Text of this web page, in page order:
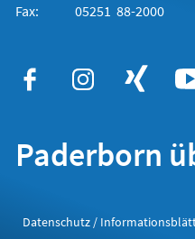
Fax:
05251 88-2000
Paderborn
Datenschutz /